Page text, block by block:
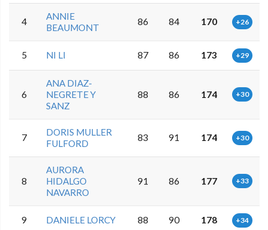
4
ANNIE
BEAUMONT
86 84 170 +26
5 NI LI 87 86 173 +29
6
ANA DIAZ-
NEGRETE Y
SANZ
88 86 174 +30
7
DORIS MULLER
FULFORD
83 91 174 +30
8
AURORA
HIDALGO
NAVARRO
91 86 177 +33
9 DANIELE LORCY 88 90 178 +34